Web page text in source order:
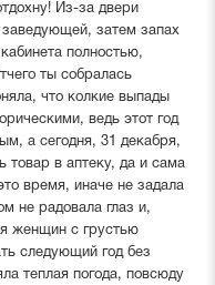
Из-за двери
заведующей, затем запах
полностью,
ты собралась
что колкие выпады
ведь этот год
а сегодня, 31 декабря,
товар в аптеку, да и сама
время, иначе не задала
не радовала глаз и,
женщин с грустью
следующий год без
теплая погода, повсюду